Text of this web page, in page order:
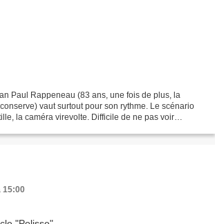
Paul Rappeneau (83 ans, une fois de plus, la
vaut surtout pour son rythme. Le scénario
la caméra virevolte. Difficile de ne pas voir
15:00